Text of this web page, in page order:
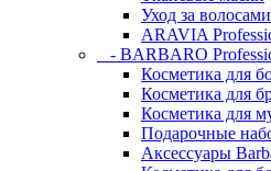
Уход за
ARAVIA
- BARBARO
Косметика для
Косметика для
Косметика для
Подарочные
Аксессуары